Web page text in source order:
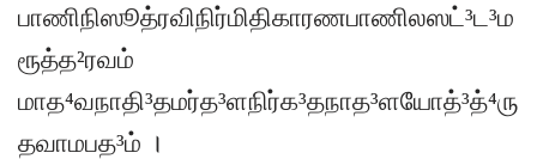
பாணிநிஸூத்ரவிநிர்மிதிகாரணபாணிலஸட்³ட³ம
ரூத்த²ரவம்
மாத⁴வநாதி³தமர்த³ளநிர்க³தநாத³ளயோத்³த்⁴ரு
தவாமபத³ம் ।